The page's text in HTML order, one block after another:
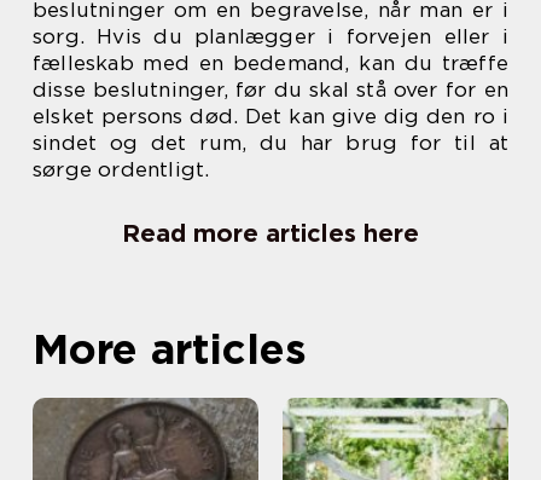
beslutninger om en begravelse, når man er i
sorg. Hvis du planlægger i forvejen eller i
fælleskab med en bedemand, kan du træffe
disse beslutninger, før du skal stå over for en
elsket persons død. Det kan give dig den ro i
sindet og det rum, du har brug for til at
sørge ordentligt.
Read more articles here
More articles